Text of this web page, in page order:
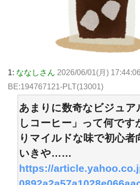
1: ななしさん 2026/06/01(月)
BE:194767121-PLT(13001)
あまりに数奇なビジュア
しコーヒー」って何です
りマイルドな味で初心者
いきや……
https://